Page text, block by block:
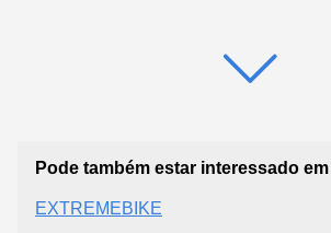
Pode também estar interessado em
EXTREMEBIKE